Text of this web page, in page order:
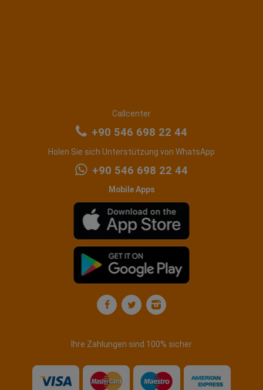
Callcenter
+90 546 698 22 44
Holen Sie sich Unterstützung von WhatsApp
+90 546 698 22 44
Mobile Apps
Ihre Zahlungen sind 100% sicher